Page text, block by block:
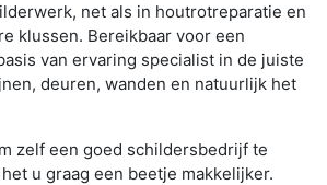
net als in houtrotreparatie en
klussen. Bereikbaar voor een
van ervaring specialist in de juiste
deuren, wanden en natuurlijk het
zelf een goed schildersbedrijf te
u graag een beetje makkelijker.